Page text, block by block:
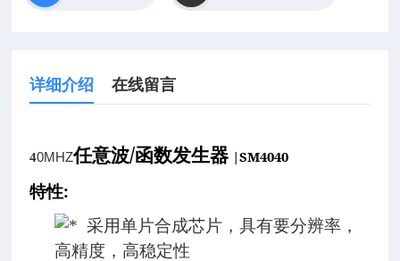
详细介绍 在线留言
40MHZ任意波/函数发生器 |SM4040
特性:
采用单片合成芯片，具有要分辨率，
高精度，高稳定性